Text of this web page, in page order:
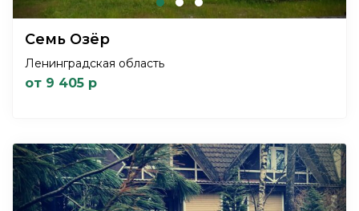
Семь Озёр
Ленинградская область
от 9 405 р